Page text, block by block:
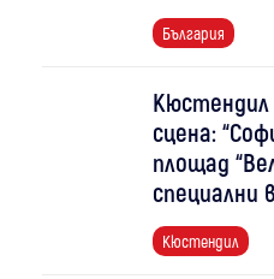
България
сцена:
площад
специални
Кюстендил